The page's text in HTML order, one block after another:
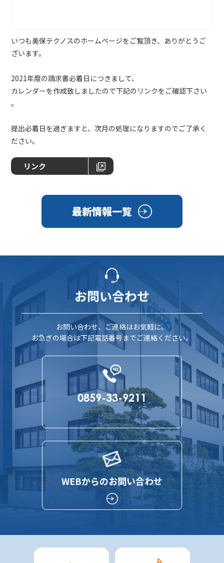
いつも美保テクノスのホームページをご覧頂き、ありがとうご
ざいます。
2021年度の請求書必着日につきまして、
カレンダーを作成致しましたので下記のリンクをご確認下さい
。
提出必着日を過ぎますと、次月の処理になりますのでご了承く
ださい。
リンク
最新情報一覧
お問い合わせ
お問い合わせ、ご連絡はお気軽に。
お急ぎの場合は下記電話番号までご連絡ください。
0859-33-9211
WEBからのお問い合わせ